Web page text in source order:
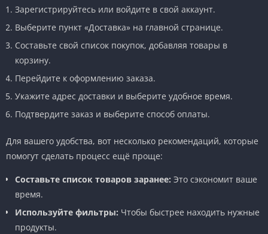
Зарегистрируйтесь или войдите в свой аккаунт.
Выберите пункт «Доставка» на главной странице.
Составьте свой список покупок, добавляя товары в
корзину.
Перейдите к оформлению заказа.
Укажите адрес доставки и выберите удобное время.
Подтвердите заказ и выберите способ оплаты.
Для вашего удобства, вот несколько рекомендаций, которые
помогут сделать процесс ещё проще:
Составьте список товаров заранее: Это сэкономит ваше
время.
Используйте фильтры: Чтобы быстрее находить нужные
продукты.